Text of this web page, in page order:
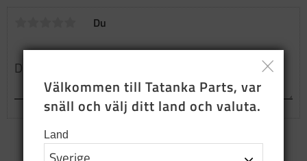
Du
Välkommen till Tatanka Parts, var
snäll och välj ditt land och valuta.
Land